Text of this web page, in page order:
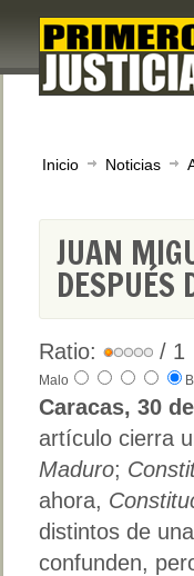
Inicio Noticias
JUAN
DESPUÉS
Ratio: / 1
Malo
Caracas, 30
artículo cierra
Maduro;
ahora,
distintos de
confunden,